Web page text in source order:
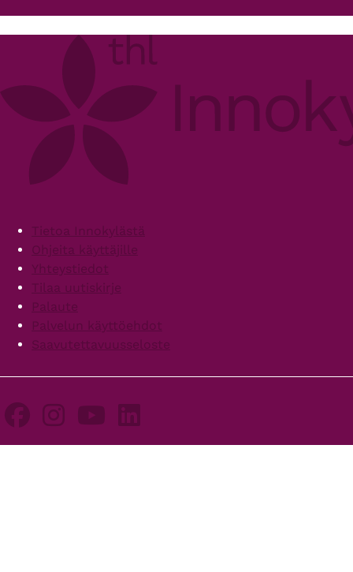
Primary
tabs
FooterTietoa Innokylästä
Ohjeita käyttäjille
Yhteystiedot
Tilaa uutiskirje
Palaute
Palvelun käyttöehdot
Saavutettavuusseloste